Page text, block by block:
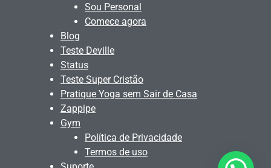
Sou Personal
Comece agora
Blog
Teste Deville
Status
Teste Super Cristão
Pratique Yoga sem Sair de Casa
Zappipe
Gym
Política de Privacidade
Termos de uso